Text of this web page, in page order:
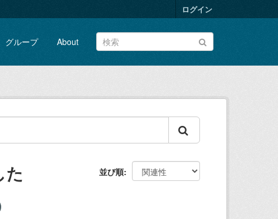
ログイン
グループ About
並び順
た